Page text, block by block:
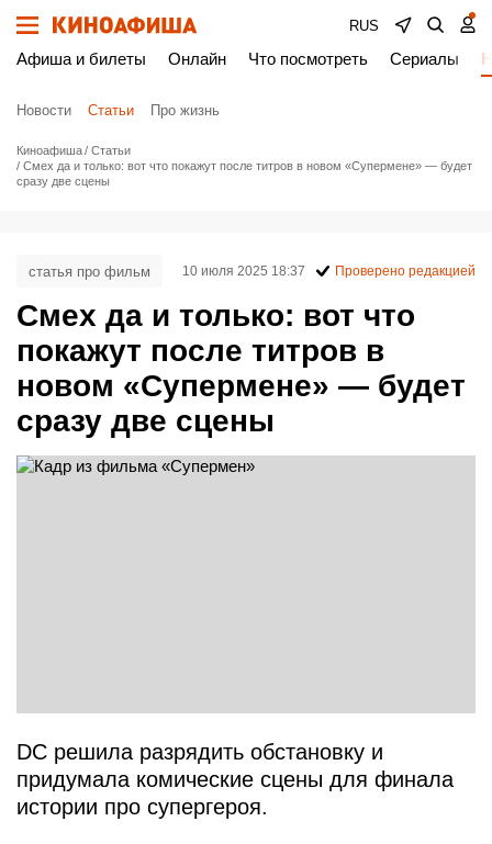
RUS
Афиша и билеты Онлайн Что посмотреть Сериалы
Новости Статьи Про жизнь
Киноафиша
Статьи
Смех да и только: вот что покажут после титров в новом «Супермене» — будет
сразу две сцены
Смех да и только: вот что
покажут после титров в
новом «Супермене» — будет
сразу две сцены
статья про фильм 10 июля 2025 18:37 Проверено редакцией
DC решила разрядить обстановку и
придумала комические сцены для финала
истории про супергероя.